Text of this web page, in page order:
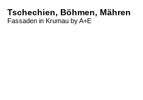
Tschechien, Böhmen, Mähren
Fassaden in Krumau by A+E